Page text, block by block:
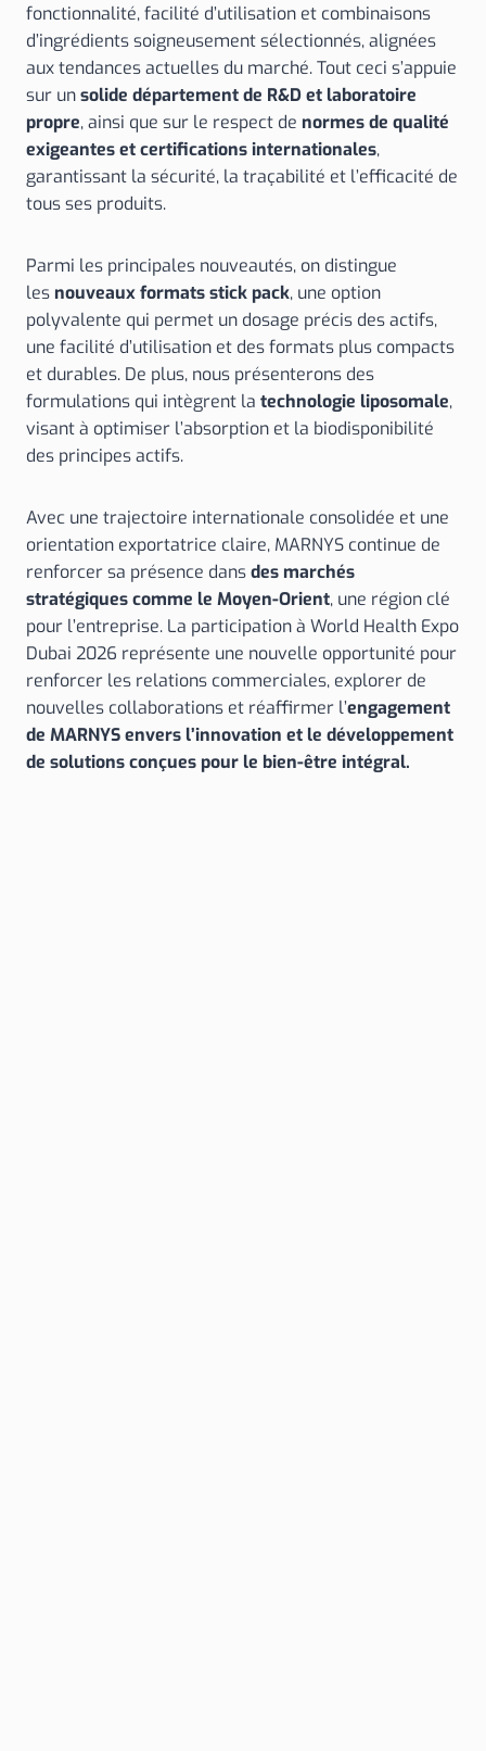
fonctionnalité, facilité d’utilisation et combinaisons
d’ingrédients soigneusement sélectionnés, alignées
aux tendances actuelles du marché. Tout ceci s’appuie
sur unsolide département de R&D et laboratoire
propre, ainsi que sur le respect de normes de qualité
exigeantes et certifications internationales,
garantissant la sécurité, la traçabilité et l’efficacité de
tous ses produits.
Parmi les principales nouveautés, on distingue
les nouveaux formats stick pack, une option
polyvalente qui permet un dosage précis des actifs,
une facilité d’utilisation et des formats plus compacts
et durables. De plus, nous présenterons des
formulations qui intègrent la technologie liposomale,
visant à optimiser l’absorption et la biodisponibilité
des principes actifs.
Avec une trajectoire internationale consolidée et une
orientation exportatrice claire, MARNYS continue de
renforcer sa présence dansdes marchés
stratégiques comme le Moyen-Orient, une région clé
pour l’entreprise. La participation à World Health Expo
Dubai 2026 représente une nouvelle opportunité pour
renforcer les relations commerciales, explorer de
nouvelles collaborations et réaffirmer l’engagement
de MARNYS envers l’innovation et le développement
de solutions conçues pour le bien-être intégral.